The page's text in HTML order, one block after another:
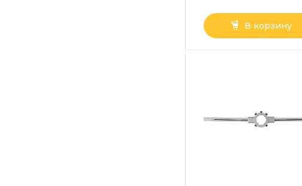
В корзину